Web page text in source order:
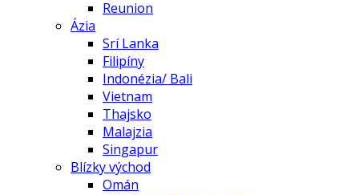
Reunion
Ázia
Srí Lanka
Filipíny
Indonézia/ Bali
Vietnam
Thajsko
Malajzia
Singapur
Blízky východ
Omán